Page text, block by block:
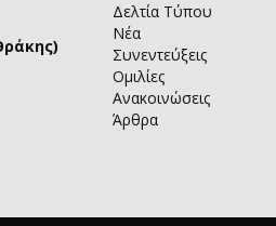
Δελτία Τύπου
Νέα
Συνεντεύξεις
Ομιλίες
Ανακοινώσεις
Άρθρα